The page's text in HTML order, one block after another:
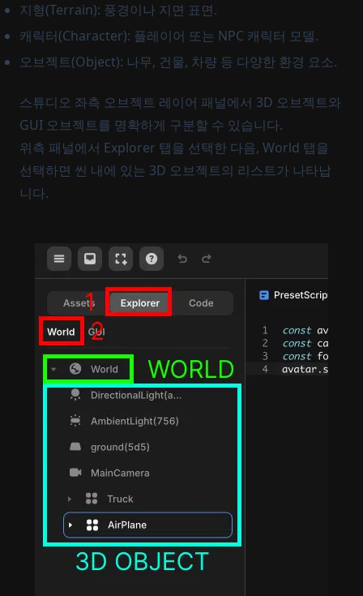
지형(Terrain): 풍경이나 지면 표면.
캐릭터(Character): 플레이어 또는 NPC 캐릭터 모델.
오브젝트(Object): 나무, 건물, 차량 등 다양한 환경 요소.
스튜디오 좌측 오브젝트 레이어 패널에서 3D 오브젝트와
GUI 오브젝트를 명확하게 구분할 수 있습니다.
위측 패널에서 Explorer 탭을 선택한 다음, World 탭을
선택하면 씬 내에 있는 3D 오브젝트의 리스트가 나타납
니다.